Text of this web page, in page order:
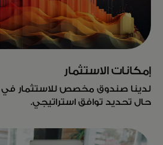
إمكانات الاستثمار
لدينا صندوق مخصص للاستثمار في
حال تحديد توافق استراتيجي.